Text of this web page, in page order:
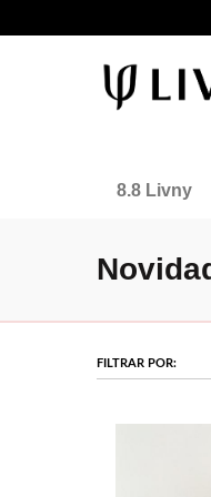
8.8 Livny
FILTRAR POR: